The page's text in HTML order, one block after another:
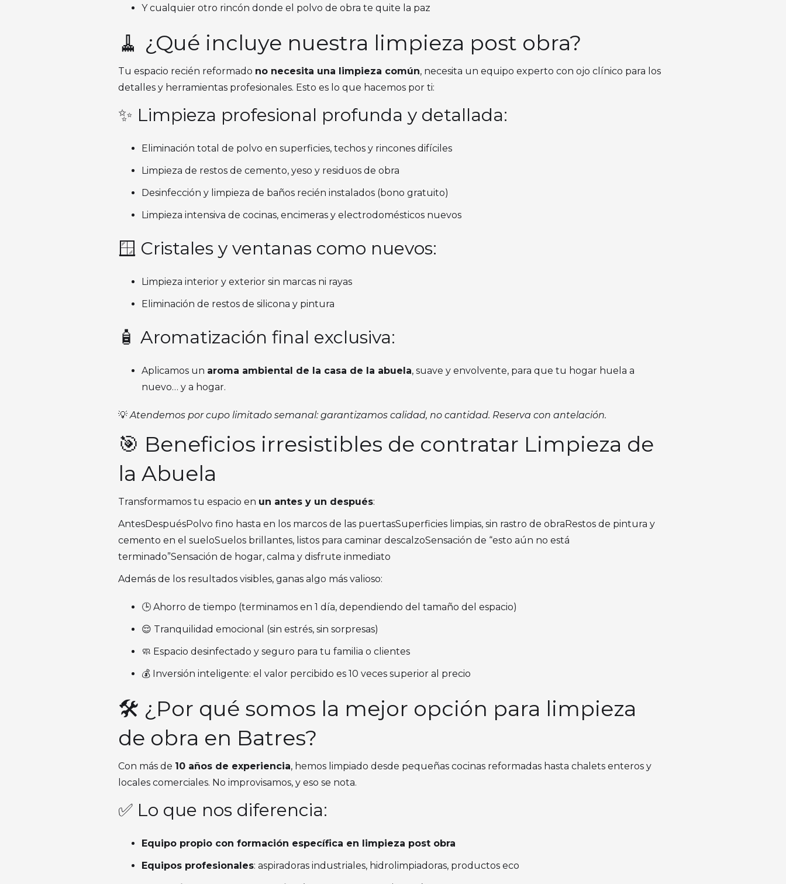
Y cualquier otro rincón donde el polvo de obra te quite la paz
🧹 ¿Qué incluye nuestra limpieza post obra?
Tu espacio recién reformado no necesita una limpieza común, necesita un equipo experto con ojo clínico para los
detalles y herramientas profesionales. Esto es lo que hacemos por ti:
✨ Limpieza profesional profunda y detallada:
Eliminación total de polvo en superficies, techos y rincones difíciles
Limpieza de restos de cemento, yeso y residuos de obra
Desinfección y limpieza de baños recién instalados (bono gratuito)
Limpieza intensiva de cocinas, encimeras y electrodomésticos nuevos
🪟 Cristales y ventanas como nuevos:
Limpieza interior y exterior sin marcas ni rayas
Eliminación de restos de silicona y pintura
🧴 Aromatización final exclusiva:
Aplicamos un aroma ambiental de la casa de la abuela, suave y envolvente, para que tu hogar huela a
nuevo… y a hogar.
💡Atendemos por cupo limitado semanal: garantizamos calidad, no cantidad. Reserva con antelación.
🎯 Beneficios irresistibles de contratar Limpieza de
la Abuela
Transformamos tu espacio en un antes y un después:
AntesDespuésPolvo fino hasta en los marcos de las puertasSuperficies limpias, sin rastro de obraRestos de pintura y
cemento en el sueloSuelos brillantes, listos para caminar descalzoSensación de “esto aún no está
terminado”Sensación de hogar, calma y disfrute inmediato
Además de los resultados visibles, ganas algo más valioso:
🕒 Ahorro de tiempo (terminamos en 1 día, dependiendo del tamaño del espacio)
😌 Tranquilidad emocional (sin estrés, sin sorpresas)
🧼 Espacio desinfectado y seguro para tu familia o clientes
💰 Inversión inteligente: el valor percibido es 10 veces superior al precio
🛠️ ¿Por qué somos la mejor opción para limpieza
de obra en Batres?
Con más de 10 años de experiencia, hemos limpiado desde pequeñas cocinas reformadas hasta chalets enteros y
locales comerciales. No improvisamos, y eso se nota.
✅ Lo que nos diferencia:
Equipo propio con formación específica en limpieza post obra
Equipos profesionales: aspiradoras industriales, hidrolimpiadoras, productos eco